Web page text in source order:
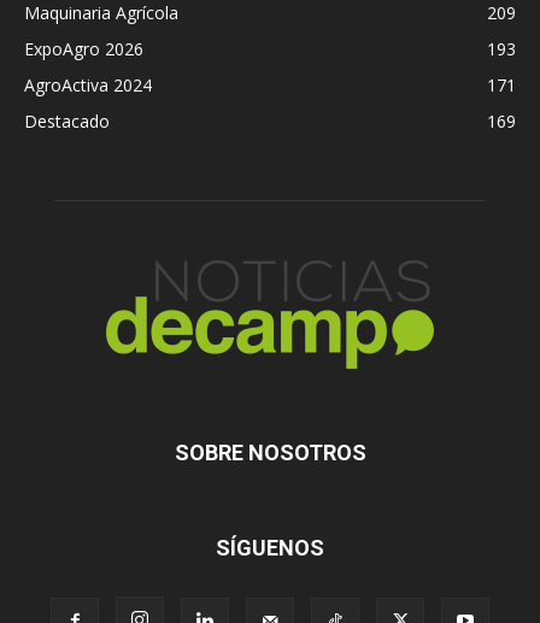
Maquinaria Agrícola
209
ExpoAgro 2026
193
AgroActiva 2024
171
Destacado
169
SOBRE NOSOTROS
SÍGUENOS